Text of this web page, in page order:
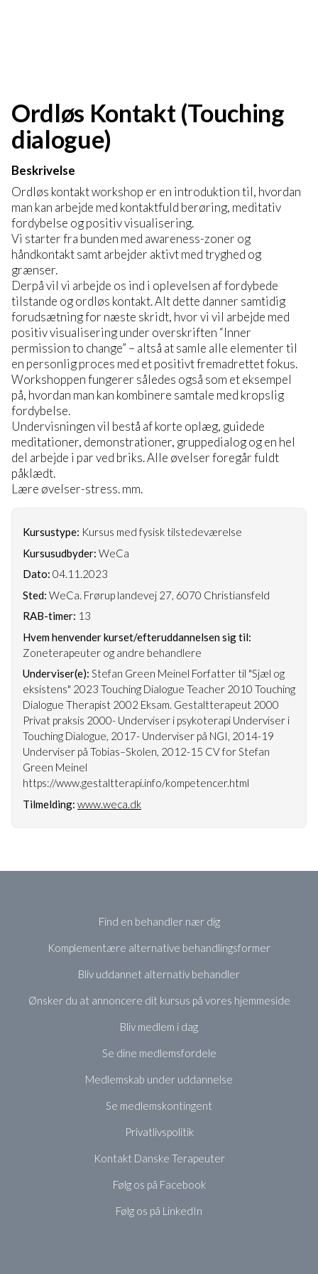
Ordløs Kontakt (Touching
dialogue)
Beskrivelse
Ordløs kontakt workshop er en introduktion til, hvordan
man kan arbejde med kontaktfuld berøring, meditativ
fordybelse og positiv visualisering.
Vi starter fra bunden med awareness-zoner og
håndkontakt samt arbejder aktivt med tryghed og
grænser.
Derpå vil vi arbejde os ind i oplevelsen af fordybede
tilstande og ordløs kontakt. Alt dette danner samtidig
forudsætning for næste skridt, hvor vi vil arbejde med
positiv visualisering under overskriften “Inner
permission to change” – altså at samle alle elementer til
en personlig proces med et positivt fremadrettet fokus.
Workshoppen fungerer således også som et eksempel
på, hvordan man kan kombinere samtale med kropslig
fordybelse.
Undervisningen vil bestå af korte oplæg, guidede
meditationer, demonstrationer, gruppedialog og en hel
del arbejde i par ved briks. Alle øvelser foregår fuldt
påklædt.
Lære øvelser-stress. mm.
Kursustype: Kursus med fysisk tilstedeværelse
Kursusudbyder: WeCa
Dato: 04.11.2023
Sted: WeCa. Frørup landevej 27, 6070 Christiansfeld
RAB-timer: 13
Hvem henvender kurset/efteruddannelsen sig til:
Zoneterapeuter og andre behandlere
Underviser(e): Stefan Green Meinel Forfatter til "Sjæl og
eksistens" 2023 Touching Dialogue Teacher 2010 Touching
Dialogue Therapist 2002 Eksam. Gestaltterapeut 2000
Privat praksis 2000- Underviser i psykoterapi Underviser i
Touching Dialogue, 2017- Underviser på NGI, 2014-19
Underviser på Tobias–Skolen, 2012-15 CV for Stefan
Green Meinel
https://www.gestaltterapi.info/kompetencer.html
Tilmelding: www.weca.dk
Find en behandler nær dig
Komplementære alternative behandlingsformer
Bliv uddannet alternativ behandler
Ønsker du at annoncere dit kursus på vores hjemmeside
Bliv medlem i dag
Se dine medlemsfordele
Medlemskab under uddannelse
Se medlemskontingent
Privatlivspolitik
Kontakt Danske Terapeuter
Følg os på Facebook
Følg os på LinkedIn